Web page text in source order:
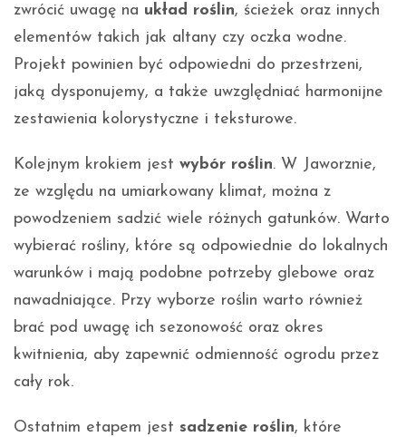
zwrócić uwagę na układ roślin, ścieżek oraz innych
elementów takich jak altany czy oczka wodne.
Projekt powinien być odpowiedni do przestrzeni,
jaką dysponujemy, a także uwzględniać harmonijne
zestawienia kolorystyczne i teksturowe.
Kolejnym krokiem jest wybór roślin. W Jaworznie,
ze względu na umiarkowany klimat, można z
powodzeniem sadzić wiele różnych gatunków. Warto
wybierać rośliny, które są odpowiednie do lokalnych
warunków i mają podobne potrzeby glebowe oraz
nawadniające. Przy wyborze roślin warto również
brać pod uwagę ich sezonowość oraz okres
kwitnienia, aby zapewnić odmienność ogrodu przez
cały rok.
Ostatnim etapem jest sadzenie roślin, które